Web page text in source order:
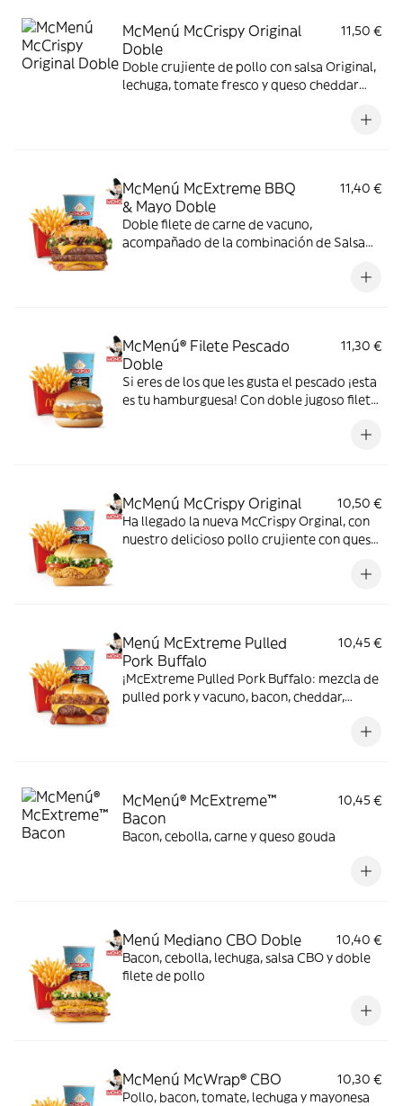
McMenú McCrispy Original
Doble
11,50 €
Doble crujiente de pollo con salsa Original,
lechuga, tomate fresco y queso cheddar
McMenú McExtreme BBQ
& Mayo Doble
11,40 €
Doble filete de carne de vacuno,
acompañado de la combinación de Salsa
doble de cheddar, lechuga fresca y tiras de
McMenú® Filete Pescado
Doble
11,30 €
Si eres de los que les gusta el pescado ¡esta
es tu hamburguesa! Con doble jugoso filete
McMenú McCrispy Original
10,50 €
Ha llegado la nueva McCrispy Orginal, con
nuestro delicioso pollo crujiente con queso
original, crujiente lechuga y tomate fresco.
Menú McExtreme Pulled
Pork Buffalo
10,45 €
¡McExtreme Pulled Pork Buffalo: mezcla de
pulled pork y vacuno, bacon, cheddar,
McMenú® McExtreme™
Bacon
10,45 €
Bacon, cebolla, carne y queso gouda
Menú Mediano CBO Doble
10,40 €
Bacon, cebolla, lechuga, salsa CBO y doble
filete de pollo
McMenú McWrap® CBO
10,30 €
Pollo, bacon, tomate, lechuga y mayonesa